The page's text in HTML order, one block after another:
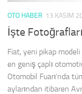
OTO HABER 13 KASIM
İşte
Fiat, yeni pikap modeli
en geniş çaplı
Otomobil Fuarı’nda
aylarından itibaren